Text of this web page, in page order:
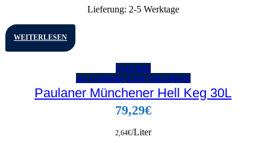
Lieferung: 2-5 Werktage
WEITERLESEN
Vorschau
zur Getränke-Liste hinzufügen
Paulaner Münchener Hell Keg 30L
79,29€
2,64€/Liter